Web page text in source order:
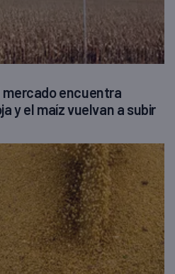
mercado encuentra
y el maíz vuelvan a subir